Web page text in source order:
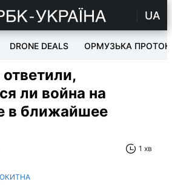
UA
DRONE DEALS ОРМУЗЬКА ПРОТОКА
ли война на
в ближайшее
1 хв